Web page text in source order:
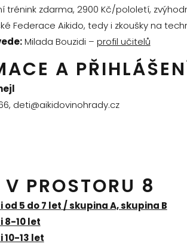
trénink zdarma, 2900 Kč/pololetí,
Federace Aikido, tedy i zkoušky na
Milada Bouzidi – profil učitelů
A
deti@aikidovinohrady.cz
PROSTORU 8
od 5 do 7 let / skupina A, skupina B
8-10 let
10-13 let